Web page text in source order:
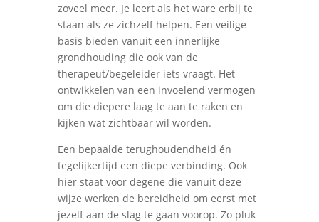
zoveel meer. Je leert als het ware erbij te
staan als ze zichzelf helpen. Een veilige
basis bieden vanuit een innerlijke
grondhouding die ook van de
therapeut/begeleider iets vraagt. Het
ontwikkelen van een invoelend vermogen
om die diepere laag te aan te raken en
kijken wat zichtbaar wil worden.
Een bepaalde terughoudendheid én
tegelijkertijd een diepe verbinding. Ook
hier staat voor degene die vanuit deze
wijze werken de bereidheid om eerst met
jezelf aan de slag te gaan voorop. Zo pluk